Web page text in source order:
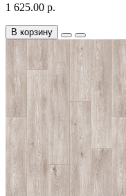
1 625.00 р.
В корзину